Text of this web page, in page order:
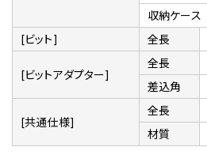
収納ケース
[ビット]
全長
[ビットアダプター]
全長
差込角
[共通仕様]
全長
材質